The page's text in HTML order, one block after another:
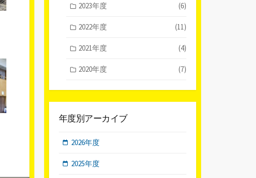
2023年度 (6)
2022年度 (11)
2021年度 (4)
2020年度 (7)
年度別アーカイブ
2026年度
2025年度